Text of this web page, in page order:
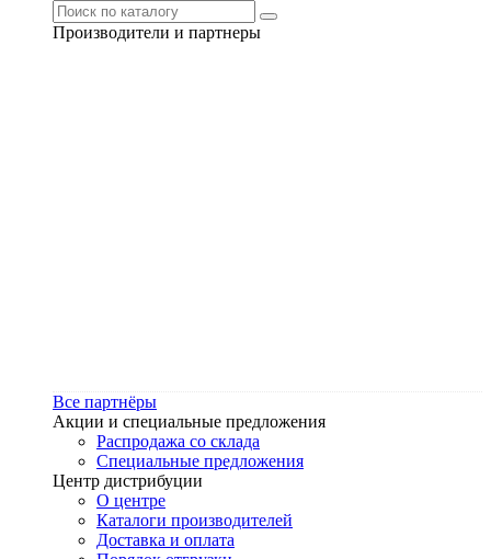
Производители и партнеры
Все партнёры
Акции и специальные предложения
Распродажа со склада
Специальные предложения
Центр дистрибуции
О центре
Каталоги производителей
Доставка и оплата